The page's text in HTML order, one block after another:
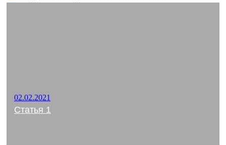
02.02.2021
Статья 1